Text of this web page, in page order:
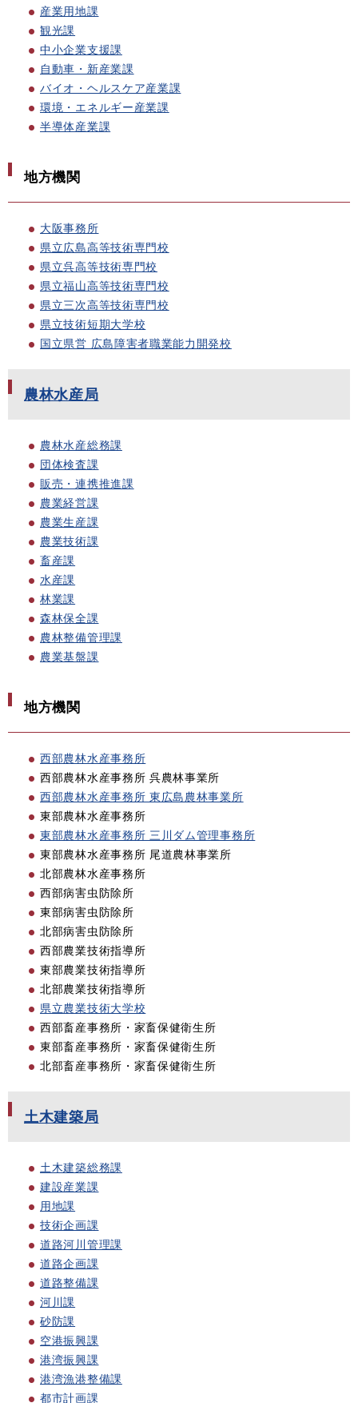
産業用地課
観光課
中小企業支援課
自動車・新産業課
バイオ・ヘルスケア産業課
環境・エネルギー産業課
半導体産業課
地方機関
大阪事務所
県立広島高等技術専門校
県立呉高等技術専門校
県立福山高等技術専門校
県立三次高等技術専門校
県立技術短期大学校
国立県営 広島障害者職業能力開発校
農林水産局
農林水産総務課
団体検査課
販売・連携推進課
農業経営課
農業生産課
農業技術課
畜産課
水産課
林業課
森林保全課
農林整備管理課
農業基盤課
地方機関
西部農林水産事務所
西部農林水産事務所 呉農林事業所
西部農林水産事務所 東広島農林事業所
東部農林水産事務所
東部農林水産事務所 三川ダム管理事務所
東部農林水産事務所 尾道農林事業所
北部農林水産事務所
西部病害虫防除所
東部病害虫防除所
北部病害虫防除所
西部農業技術指導所
東部農業技術指導所
北部農業技術指導所
県立農業技術大学校
西部畜産事務所・家畜保健衛生所
東部畜産事務所・家畜保健衛生所
北部畜産事務所・家畜保健衛生所
土木建築局
土木建築総務課
建設産業課
用地課
技術企画課
道路河川管理課
道路企画課
道路整備課
河川課
砂防課
空港振興課
港湾振興課
港湾漁港整備課
都市計画課